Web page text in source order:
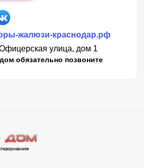
жалюзи-краснодар.рф
улица, дом 1
обязательно позвоните